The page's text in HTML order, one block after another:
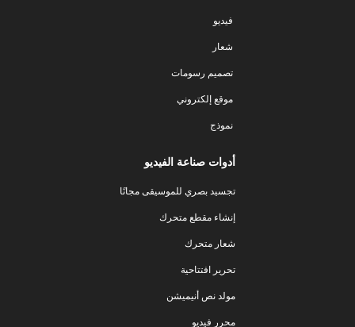
فيديو
شعار
تصميم رسومات
موقع إلكتروني
نموذج
أدوات صناعة الفيديو
تجسيد بصري للموسيقى مجانًا
إنشاء مقطع متحرك
شعار متحرك
تحرير افتتاحية
مولد نص أنيميشن
محرر فيديو